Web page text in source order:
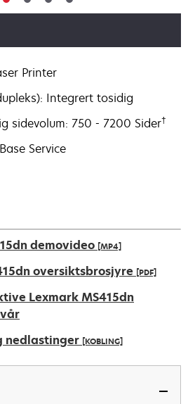
Printer
Integrert tosidig
sidevolum: 750 - 7200 Sider†
Service
demovideo [MP4]
oversiktsbrosjyre [PDF]
Lexmark MS415dn
nedlastinger [KOBLING]